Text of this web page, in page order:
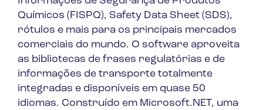
Químicos (FISPQ), Safety Data Sheet (SDS),
rótulos e mais para os principais mercados
comerciais do mundo. O software aproveita
as bibliotecas de frases regulatórias e de
informações de transporte totalmente
integradas e disponíveis em quase 50
idiomas. Construído em Microsoft.NET, uma